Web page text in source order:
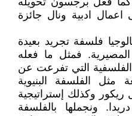
ادبية ونال جائزة
فلسفة تجريد بعيدة
المصيرية. فمثل ما فعله
التي تفرعت عن
مثل الفلسفة البنيوية
ريكور وكذلك إستراتيجية
ونجملها بالفلسفة